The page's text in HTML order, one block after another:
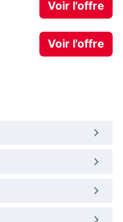
Voir l'offre
Voir l'offre